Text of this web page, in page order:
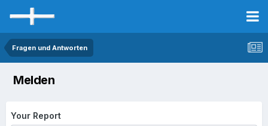
Fragen und Antworten
Melden
Your Report